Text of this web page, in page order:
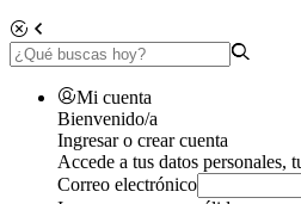
Mi cuenta
Bienvenido/a
Ingresar o crear cuenta
Accede a tus datos personales,
Correo electrónico